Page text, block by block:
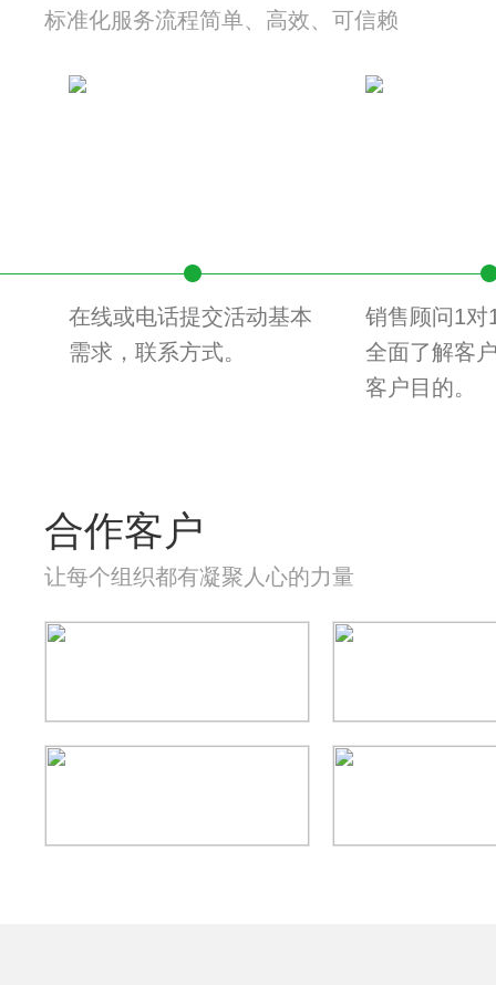
标准化服务流程简单、高效、可信赖
在线或电话提交活动基本
需求，联系方式。
销售顾问1对
全面了解客
客户目的。
合作客户
让每个组织都有凝聚人心的力量